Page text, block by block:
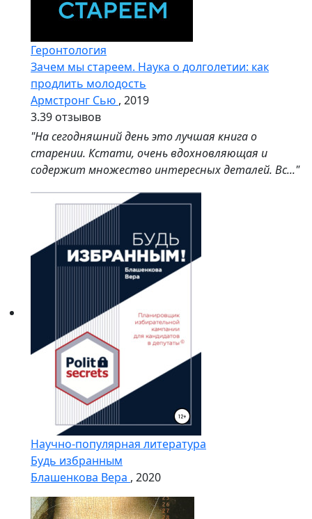
Геронтология
Зачем мы стареем. Наука о долголетии: как
продлить молодость
Армстронг Сью , 2019
3.39 отзывов
"На сегодняшний день это лучшая книга о
старении. Кстати, очень вдохновляющая и
содержит множество интересных деталей. Вс..."
Научно-популярная литература
Будь избранным
Блашенкова Вера , 2020